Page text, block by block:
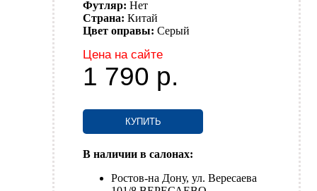
Футляр: Нет
Страна: Китай
Цвет оправы: Серый
Цена на сайте
1 790 р.
КУПИТЬ
В наличии в салонах:
Ростов-на Дону, ул. Вересаева